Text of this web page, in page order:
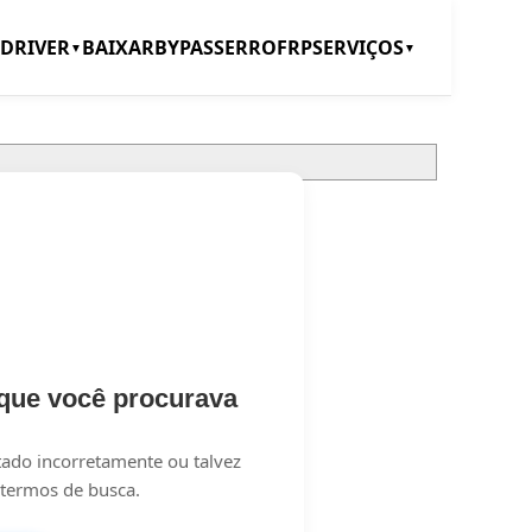
DRIVER▼ BAIXARBYPASSERROFRPSERVIÇOS▼
você procurava
incorretamente ou talvez
de busca.